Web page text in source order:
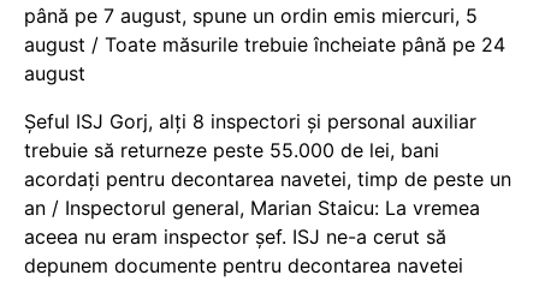
până pe 7 august, spune un ordin emis miercuri, 5
august / Toate măsurile trebuie încheiate până pe 24
august
Șeful ISJ Gorj, alți 8 inspectori și personal auxiliar
trebuie să returneze peste 55.000 de lei, bani
acordați pentru decontarea navetei, timp de peste un
an / Inspectorul general, Marian Staicu: La vremea
aceea nu eram inspector șef. ISJ ne-a cerut să
depunem documente pentru decontarea navetei